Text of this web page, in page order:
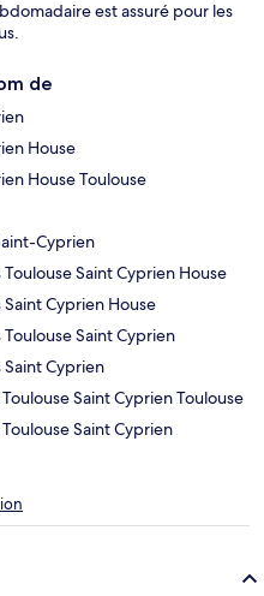
est assuré pour les
de
House
House Toulouse
Cyprien
Saint Cyprien House
Cyprien House
Saint Cyprien
Cyprien
Saint Cyprien Toulouse
Saint Cyprien